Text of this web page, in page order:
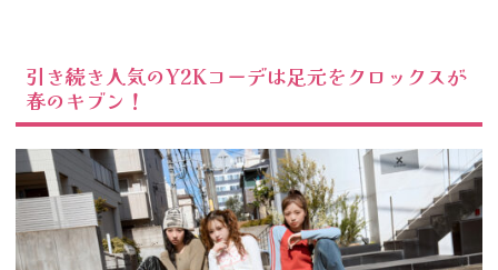
引き続き人気のY2Kコーデは足元をクロックスが
春のキブン！